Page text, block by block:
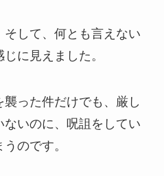
して、何とも言えない
に見えました。
った件だけでも、厳し
いのに、呪詛をしてい
のです。